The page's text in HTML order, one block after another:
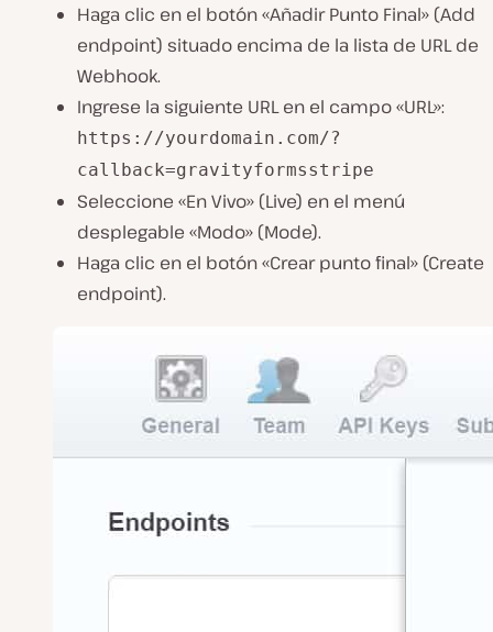
Haga clic en el botón «Añadir Punto Final» (Add
endpoint) situado encima de la lista de URL de
Webhook.
Ingrese la siguiente URL en el campo «URL»:
https://yourdomain.com/?
callback=gravityformsstripe
Seleccione «En Vivo» (Live) en el menú
desplegable «Modo» (Mode).
Haga clic en el botón «Crear punto final» (Create
endpoint).